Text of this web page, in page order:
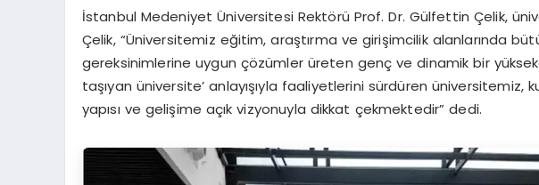
İstanbul Medeniyet Üniversitesi Rektörü Prof. Dr. Gülfettin Çelik,
Çelik, “Üniversitemiz eğitim, araştırma ve girişimcilik alanlarında
gereksinimlerine uygun çözümler üreten genç ve dinamik bir
taşıyan üniversite’ anlayışıyla faaliyetlerini sürdüren
yapısı ve gelişime açık vizyonuyla dikkat çekmektedir” dedi.